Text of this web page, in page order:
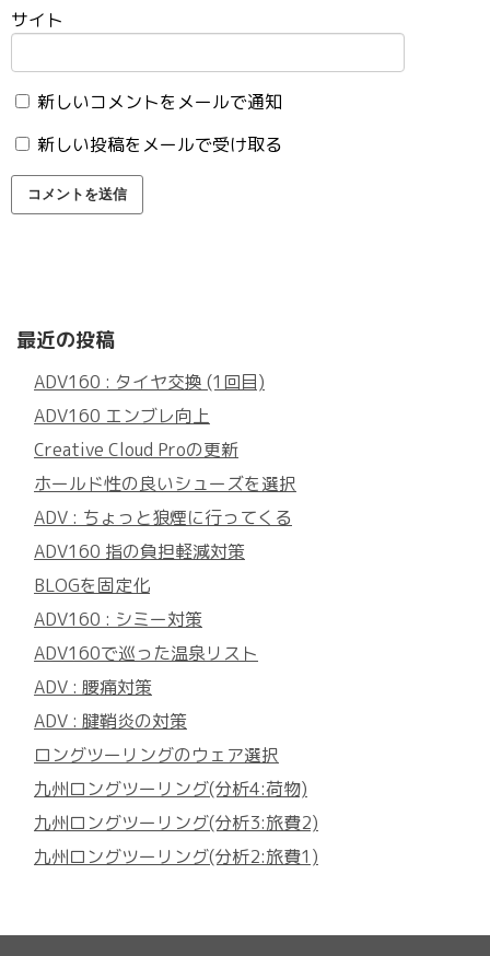
サイト
新しいコメントをメールで通知
新しい投稿をメールで受け取る
最近の投稿
ADV160 : タイヤ交換 (1回目)
ADV160 エンブレ向上
Creative Cloud Proの更新
ホールド性の良いシューズを選択
ADV : ちょっと狼煙に行ってくる
ADV160 指の負担軽減対策
BLOGを固定化
ADV160 : シミー対策
ADV160で巡った温泉リスト
ADV : 腰痛対策
ADV : 腱鞘炎の対策
ロングツーリングのウェア選択
九州ロングツーリング(分析4:荷物)
九州ロングツーリング(分析3:旅費2)
九州ロングツーリング(分析2:旅費1)